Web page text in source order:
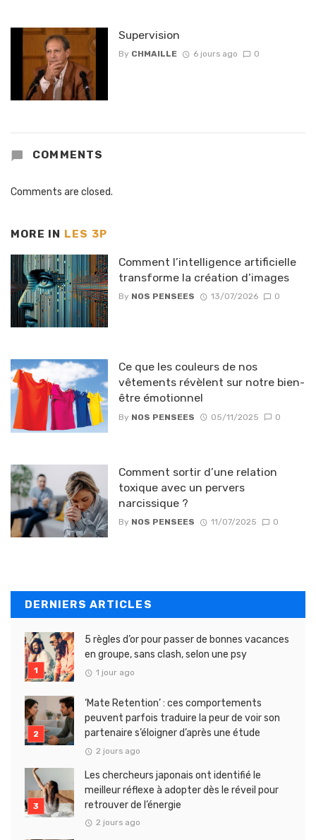
Supervision
By CHMAILLE 6 jours ago 0
COMMENTS
Comments are closed.
MORE IN LES 3P
Comment l’intelligence artificielle
transforme la création d’images
By NOS PENSEES 13/07/2026 0
Ce que les couleurs de nos
vêtements révèlent sur notre bien-
être émotionnel
By NOS PENSEES 05/11/2025 0
Comment sortir d’une relation
toxique avec un pervers
narcissique ?
By NOS PENSEES 11/07/2025 0
DERNIERS ARTICLES
5 règles d’or pour passer de bonnes vacances
en groupe, sans clash, selon une psy
1 jour ago
‘Mate Retention’ : ces comportements
peuvent parfois traduire la peur de voir son
partenaire s’éloigner d’après une étude
2 jours ago
Les chercheurs japonais ont identifié le
meilleur réflexe à adopter dès le réveil pour
retrouver de l’énergie
2 jours ago